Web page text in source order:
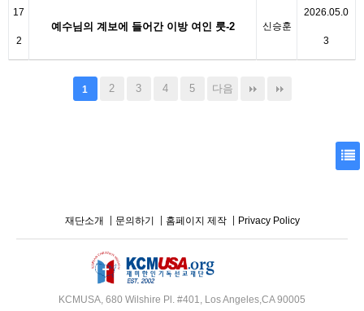
17
2
예수님의 계보에 들어간 이방 여인 룻-2 신승훈
2026.05.0
3
1 2 3 4 5 다음
재단소개 문의하기 홈페이지 제작 Privacy Policy
KCMUSA, 680 Wilshire Pl. #401, Los Angeles,CA 90005